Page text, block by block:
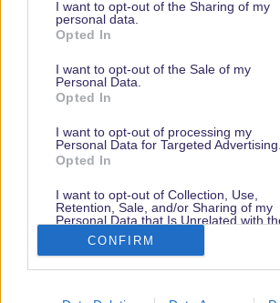
I want to opt-out of the Sharing of my
personal data.
Opted In
I want to opt-out of the Sale of my
Personal Data.
Opted In
I want to opt-out of processing my
Personal Data for Targeted Advertising.
Opted In
I want to opt-out of Collection, Use,
Retention, Sale, and/or Sharing of my
Personal Data that Is Unrelated with
Purposes for which it was collected.
Opted Out
CONFIRM
© dein-dlrp | Einige Elemente ©Disney. dein-dlrp ist ein
Disneyland Paris & Walt Disney World und ist
Disney Company", "EuroDisney S.C.A." oder deren
Partnerunternehmen.
Impressum|